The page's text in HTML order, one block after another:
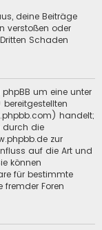
deine Beiträge
verstoßen oder
Schaden
um eine unter
bereitgestellten
handelt;
durch die
zur
auf die Art und
können
für bestimmte
Foren